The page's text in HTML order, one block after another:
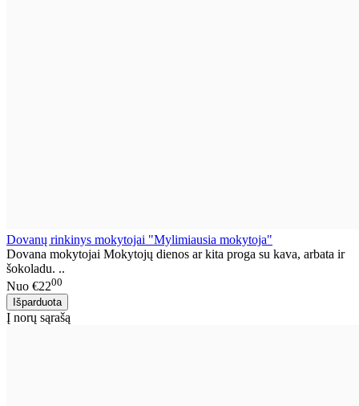
Dovanų rinkinys mokytojai "Mylimiausia mokytoja"
Dovana mokytojai Mokytojų dienos ar kita proga su kava, arbata ir
šokoladu. ..
Nuo €2200
Į norų sąrašą